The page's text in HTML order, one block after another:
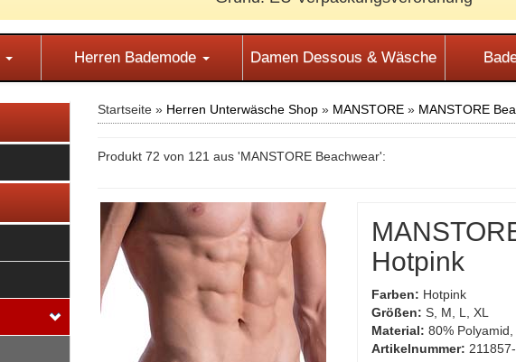
Herren Bademode Damen Dessous & Wäsche
Startseite » Herren Unterwäsche Shop » MANSTORE» MANSTORE
Produkt 72 von 121 aus 'MANSTORE Beachwear':
Hotpink
Farben: Hotpink
Größen: S, M, L, XL
Material: 80%
Artikelnummer: